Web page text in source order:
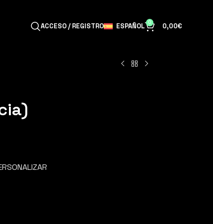
ACCESO / REGISTRO ESPAÑOL 0 0,00€